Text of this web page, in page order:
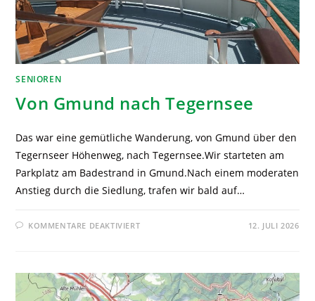
SENIOREN
Von Gmund nach Tegernsee
Das war eine gemütliche Wanderung, von Gmund über den
Tegernseer Höhenweg, nach Tegernsee.Wir starteten am
Parkplatz am Badestrand in Gmund.Nach einem moderaten
Anstieg durch die Siedlung, trafen wir bald auf…
KOMMENTARE DEAKTIVIERT 12. JULI 2026